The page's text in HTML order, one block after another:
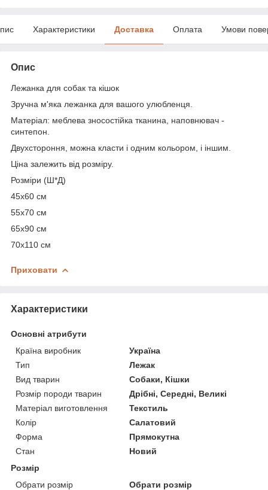
Характеристики Доставка Оплата Умови
Опис
Лежанка для собак та кішок
Зручна м'яка лежанка для вашого улюбленця.
Матеріал: меблева зносостійка тканина, наповнювач -
синтепон.
Двухстороння, можна класти і одним кольором, і іншим.
Ціна залежить від розміру.
Розміри (Ш*Д)
45х60 см
55х70 см
65х90 см
70х110 см
Приховати
Характеристики
Основні атрибути
Країна виробник
Україна
Тип
Лежак
Вид тварин
Собаки, Кішки
Розмір породи тварин
Дрібні, Середні, Великі
Матеріал виготовлення
Текстиль
Колір
Салатовий
Форма
Прямокутна
Стан
Новий
Розмір
Обрати розмір
Обрати розмір